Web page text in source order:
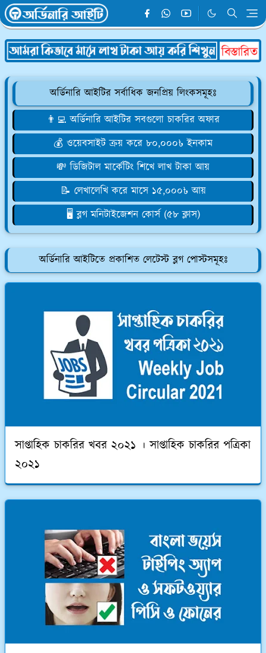
অর্ডিনারি আইটির সর্বাধিক জনপ্রিয় লিংকসমূহঃ
👨‍💻 অর্ডিনারি আইটির সবগুলো চাকরির অফার
💰 ওয়েবসাইট ক্রয় করে ৮০,০০০৳ ইনকাম
💸 ডিজিটাল মার্কেটিং শিখে লাখ টাকা আয়
📝 লেখালেখি করে মাসে ১৫,০০০৳ আয়
🖥️ ব্লগ মনিটাইজেশন কোর্স (৫৮ ক্লাস)
অর্ডিনারি আইটিতে প্রকাশিত লেটেস্ট ব্লগ পোস্টসমূহঃ
সাপ্তাহিক চাকরির খবর ২০২১ । সাপ্তাহিক চাকরির পত্রিকা
২০২১